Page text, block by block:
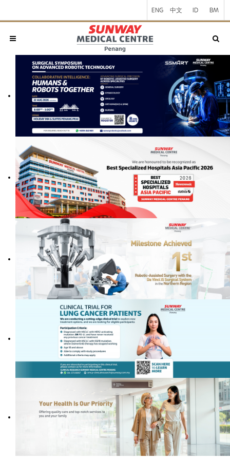
ENG 中文 ID BM